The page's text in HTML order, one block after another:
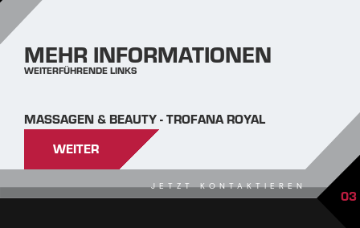
MEHR INFORMATIONEN
WEITERFÜHRENDE LINKS
MASSAGEN & BEAUTY - TROFANA ROYAL
WEITER
JETZT KONTAKTIEREN 03